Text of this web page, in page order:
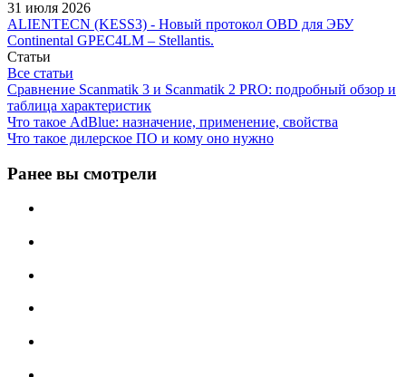
31 июля 2026
ALIENTECN (KESS3) - Новый протокол OBD для ЭБУ
Continental GPEC4LM – Stellantis.
Статьи
Все статьи
Сравнение Scanmatik 3 и Scanmatik 2 PRO: подробный обзор и
таблица характеристик
Что такое AdBlue: назначение, применение, свойства
Что такое дилерское ПО и кому оно нужно
Ранее вы смотрели